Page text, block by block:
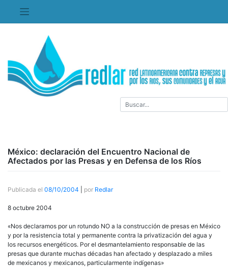
contenido
México: declaración del Encuentro Nacional de
Afectados por las Presas y en Defensa de los Ríos
Publicada el 08/10/2004 por Redlar
8 octubre 2004
«Nos declaramos por un rotundo NO a la construcción de presas en México
y por la resistencia total y permanente contra la privatización del agua y
los recursos energéticos. Por el desmantelamiento responsable de las
presas que durante muchas décadas han afectado y desplazado a miles
de mexicanos y mexicanos, particularmente indígenas»